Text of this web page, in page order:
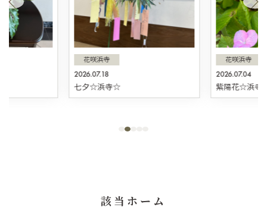
2026.07.18
花咲浜寺
七夕☆浜寺☆
2026.07.04
花咲浜寺
紫陽花☆浜寺
該当ホーム